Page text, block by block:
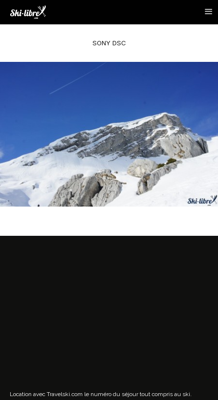
SONY DSC
Location avec Travelski.com le numéro du séjour tout compris au ski.